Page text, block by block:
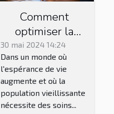
Comment
optimiser la
gestion des
équipes
pluridisciplinaires
dans les maisons
de retraite pour
30 mai 2024 14:24
Dans un monde où
l'espérance de vie
augmente et où la
population vieillissante
nécessite des soins...